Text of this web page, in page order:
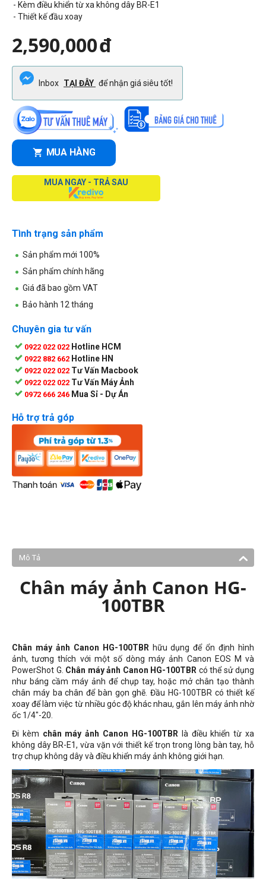
- Kèm điều khiển từ xa không dây BR-E1
- Thiết kế đầu xoay
2,590,000đ
Inbox TẠI ĐÂY để nhận giá siêu tốt!
MUA HÀNG
MUA NGAY - TRẢ SAU
Tình trạng sản phẩm
Sản phẩm mới 100%
Sản phẩm chính hãng
Giá đã bao gồm VAT
Bảo hành 12 tháng
Chuyên gia tư vấn
0922 022 022 Hotline HCM
0922 882 662 Hotline HN
0922 022 022 Tư Vấn Macbook
0922 022 022 Tư Vấn Máy Ảnh
0972 666 246 Mua Sỉ - Dự Án
Hỗ trợ trả góp
Mô Tả
Chân máy ảnh Canon HG-
100TBR
Chân máy ảnh Canon HG-100TBR hữu dụng để ổn định hình
ảnh, tương thích với một số dòng máy ảnh Canon EOS M và
PowerShot G. Chân máy ảnh Canon HG-100TBR có thể sử dụng
như báng cầm máy ảnh để chụp tay, hoặc mở chân tạo thành
chân máy ba chân để bàn gọn ghẽ. Đầu HG-100TBR có thiết kế
xoay để làm việc từ nhiều góc độ khác nhau, gắn lên máy ảnh nhờ
ốc 1/4"-20.
Đi kèm chân máy ảnh Canon HG-100TBR
là điều khiển từ xa
không dây BR-E1, vừa vặn với thiết kế trọn trong lòng bàn tay, hỗ
trợ chụp không dây và điều khiển máy ảnh không giới hạn.